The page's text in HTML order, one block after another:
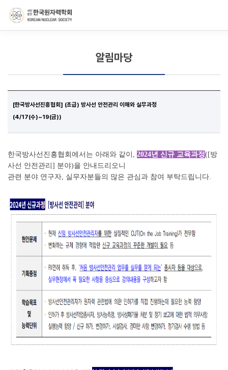
알림마당
[한국방사선진흥협회] (초급) 방사선 안전관리 이해와 실무과정
(4/17(수)~19(금))
한국방사선진흥협회에서는 아래와 같이, 2024년 신규 교육과정([방
사선 안전관리] 분야)을 안내드리오니
관련 분야 연구자, 실무자분들의 많은 관심과 참여 부탁드립니다.